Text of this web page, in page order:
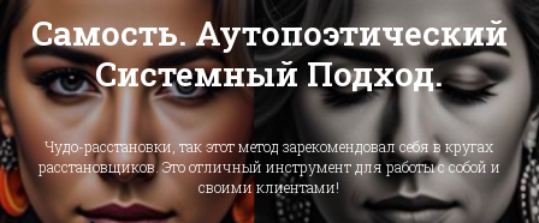
Самость. Аутопоэтический
Системный Подход.
Чудо-расстановки, так этот метод зарекомендовал себя в кругах
расстановщиков. Это отличный инструмент для работы с собой и
своими клиентами!